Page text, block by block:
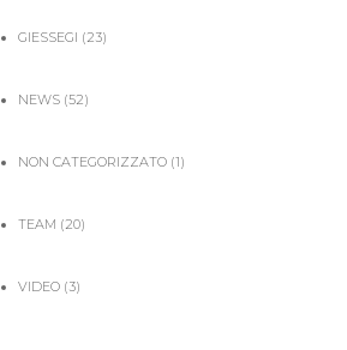
GIESSEGI (23)
NEWS (52)
NON CATEGORIZZATO (1)
TEAM (20)
VIDEO (3)